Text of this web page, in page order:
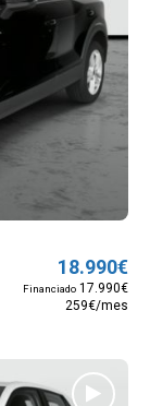
18.990€
Financiado 17.990€
259€/mes